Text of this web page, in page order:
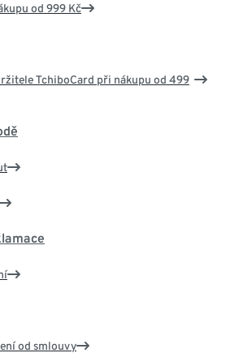
od 999 Kč
TchiboCard při nákupu od 499
od smlouvy